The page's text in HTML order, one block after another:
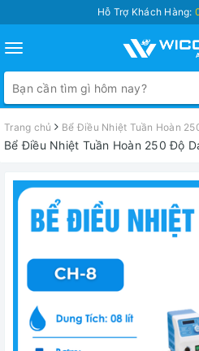
Hỗ Trợ Khách Hàng:
Toggle
navigation
Trang chủ Bể Điều Nhiệt Tuần Hoàn
Bể Điều Nhiệt Tuần Hoàn 250 Độ